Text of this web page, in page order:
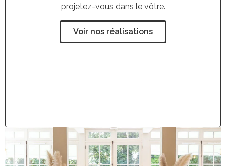
projetez-vous dans le vôtre.
Voir nos réalisations